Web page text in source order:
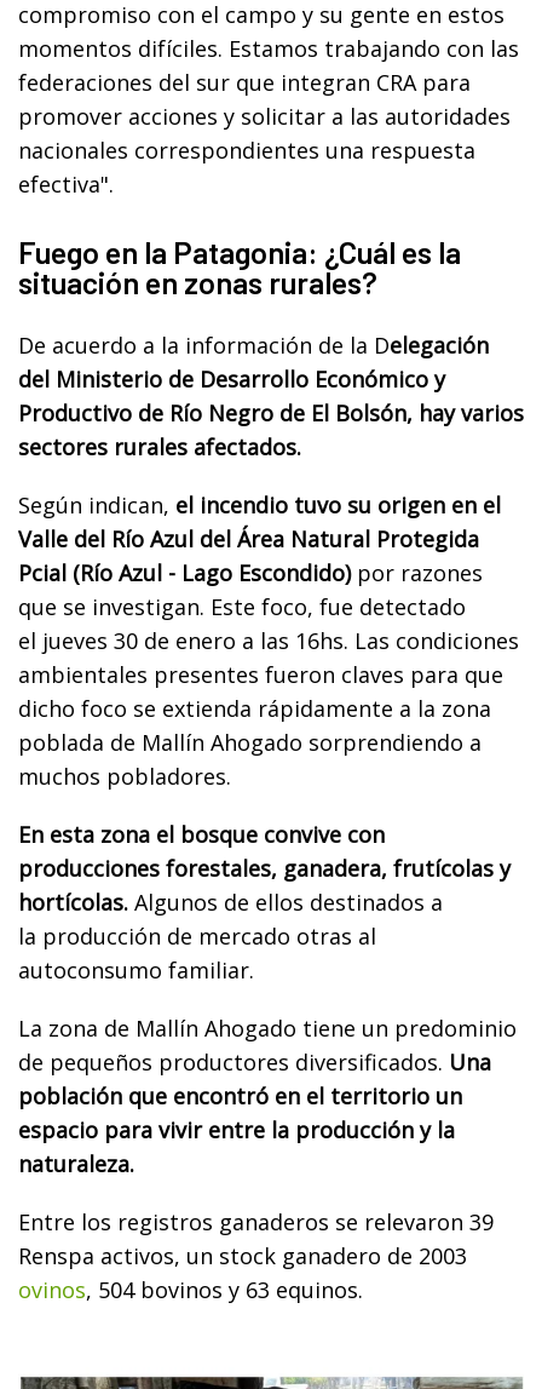
compromiso con el campo y su gente en estos
momentos difíciles. Estamos trabajando con las
federaciones del sur que integran CRA para
promover acciones y solicitar a las autoridades
nacionales correspondientes una respuesta
efectiva".
Fuego en la Patagonia: ¿Cuál es la
situación en zonas rurales?
De acuerdo a la información de la Delegación
del Ministerio de Desarrollo Económico y
Productivo de Río Negro de El Bolsón, hay varios
sectores rurales afectados.
Según indican, el incendio tuvo su origen en el
Valle del Río Azul del Área Natural Protegida
Pcial (Río Azul - Lago Escondido)por razones
que se investigan. Este foco, fue detectado
el jueves 30 de enero a las 16hs. Las condiciones
ambientales presentes fueron claves para que
dicho foco se extienda rápidamente a la zona
poblada de Mallín Ahogado sorprendiendo a
muchos pobladores.
En esta zona el bosque convive con
producciones forestales, ganadera, frutícolas y
hortícolas. Algunos de ellos destinados a
la producción de mercado otras al
autoconsumo familiar.
La zona de Mallín Ahogado tiene un predominio
de pequeños productores diversificados. Una
población que encontró en el territorio un
espacio para vivir entre la producción y la
naturaleza.
Entre los registros ganaderos se relevaron 39
Renspa activos, un stock ganadero de 2003
ovinos, 504 bovinos y 63 equinos.